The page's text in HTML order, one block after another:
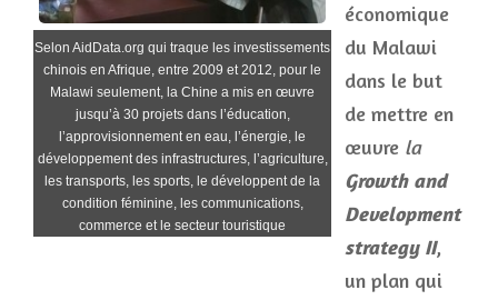
Selon AidData.org qui traque les investissements
chinois en Afrique, entre 2009 et 2012, pour le
Malawi seulement, la Chine a mis en œuvre
jusqu’à 30 projets dans l’éducation,
l’approvisionnement en eau, l’énergie, le
développement des infrastructures, l’agriculture,
les transports, les sports, le développent de la
condition féminine, les communications,
commerce et le secteur touristique
économique
du Malawi
dans le but
de mettre en
œuvre la
Growth and
Development
strategy II,
un plan qui